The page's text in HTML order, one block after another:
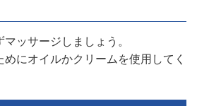
ッサージしましょう。
めにオイルかクリームを使用してく